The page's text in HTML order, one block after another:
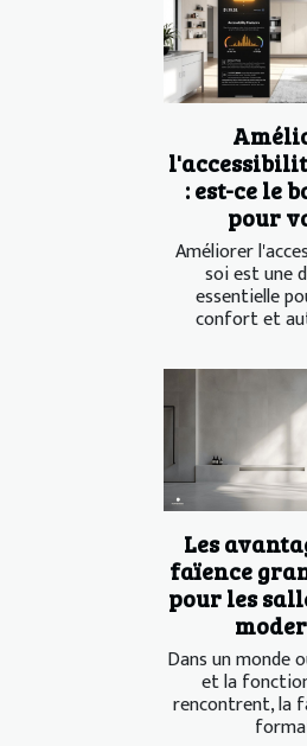
: est-ce le
pour
Améliorer
soi est une
essentielle
confort et
Les
faïence
pour les
Dans un monde
et la
rencontrent, la